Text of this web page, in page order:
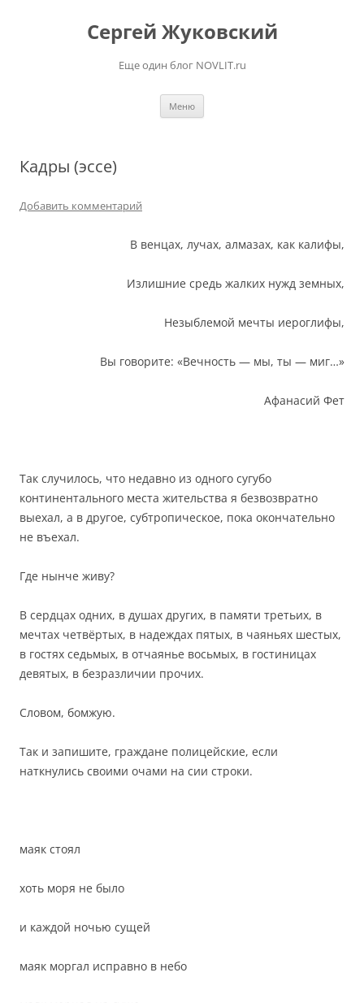
содержимомуСергей Жуковский
Еще один блог NOVLIT.ru
Меню
Кадры (эссе)
Добавить комментарий
В венцах, лучах, алмазах, как калифы,
Излишние средь жалких нужд земных,
Незыблемой мечты иероглифы,
Вы говорите: «Вечность — мы, ты — миг…»
Афанасий Фет
Так случилось, что недавно из одного сугубо
континентального места жительства я безвозвратно
выехал, а в другое, субтропическое, пока окончательно
не въехал.
Где нынче живу?
В сердцах одних, в душах других, в памяти третьих, в
мечтах четвёртых, в надеждах пятых, в чаяньях шестых,
в гостях седьмых, в отчаянье восьмых, в гостиницах
девятых, в безразличии прочих.
Словом, бомжую.
Так и запишите, граждане полицейские, если
наткнулись своими очами на сии строки.
маяк стоял
хоть моря не было
и каждой ночью сущей
маяк моргал исправно в небо